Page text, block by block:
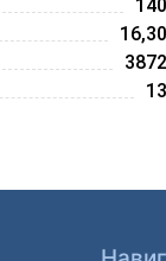
140
16,30
3872
13